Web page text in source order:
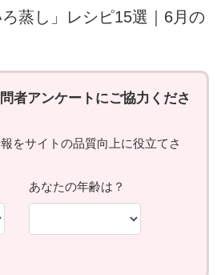
蒸し」レシピ15選｜6月の